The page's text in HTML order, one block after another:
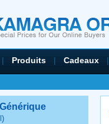
| Produits | Cadeaux |